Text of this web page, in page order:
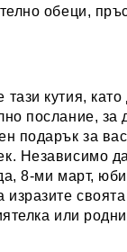
обеци,
кутия,
послание, за
подарък за
Независимо
8-ми март,
изразите
или